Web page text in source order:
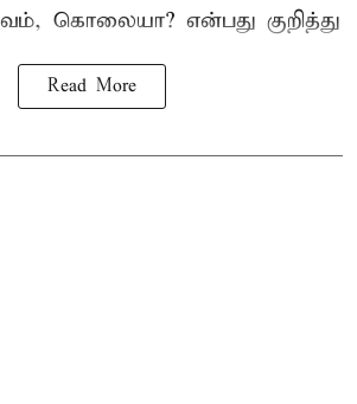
கொலையா? என்பது குறித்து
Read More